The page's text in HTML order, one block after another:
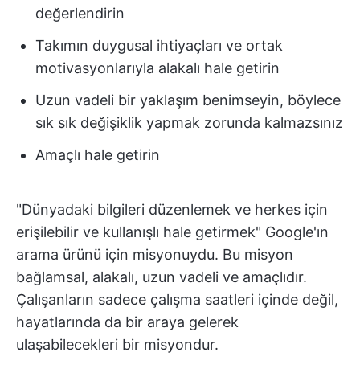
değerlendirin
Takımın duygusal ihtiyaçları ve ortak
motivasyonlarıyla alakalı hale getirin
Uzun vadeli bir yaklaşım benimseyin, böylece
sık sık değişiklik yapmak zorunda kalmazsınız
Amaçlı hale getirin
"Dünyadaki bilgileri düzenlemek ve herkes için
erişilebilir ve kullanışlı hale getirmek" Google'ın
arama ürünü için misyonuydu. Bu misyon
bağlamsal, alakalı, uzun vadeli ve amaçlıdır.
Çalışanların sadece çalışma saatleri içinde değil,
hayatlarında da bir araya gelerek
ulaşabilecekleri bir misyondur.